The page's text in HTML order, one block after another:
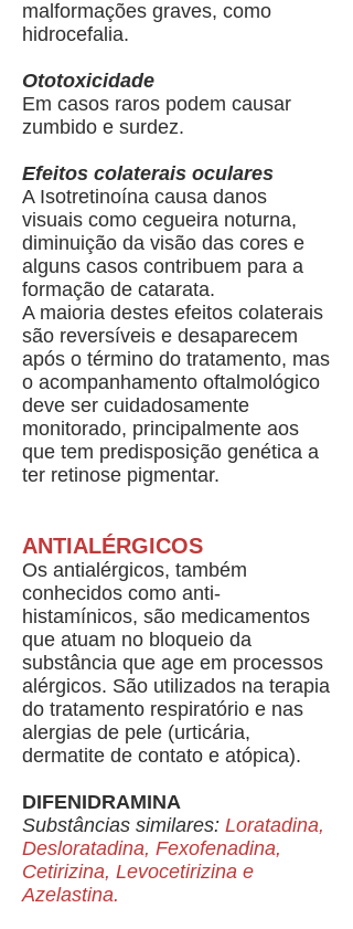
malformações graves, como
hidrocefalia.
Ototoxicidade
Em casos raros podem causar
zumbido e surdez.
Efeitos colaterais oculares
A Isotretinoína causa danos
visuais como cegueira noturna,
diminuição da visão das cores e
alguns casos contribuem para a
formação de catarata.
A maioria destes efeitos colaterais
são reversíveis e desaparecem
após o término do tratamento, mas
o acompanhamento oftalmológico
deve ser cuidadosamente
monitorado, principalmente aos
que tem predisposição genética a
ter retinose pigmentar.
ANTIALÉRGICOS
Os antialérgicos, também
conhecidos como anti-
histamínicos, são medicamentos
que atuam no bloqueio da
substância que age em processos
alérgicos. São utilizados na terapia
do tratamento respiratório e nas
alergias de pele (urticária,
dermatite de contato e atópica).
DIFENIDRAMINA
Substâncias similares: Loratadina,
Desloratadina, Fexofenadina,
Cetirizina, Levocetirizina e
Azelastina.